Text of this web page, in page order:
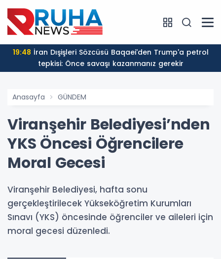
19:48
tepkisi: Önce savaşı kazanmanız gerekir
Anasayfa GÜNDEM
Viranşehir Belediyesi’nden
YKS Öncesi Öğrencilere
Moral Gecesi
Viranşehir Belediyesi, hafta sonu
gerçekleştirilecek Yükseköğretim Kurumları
Sınavı (YKS) öncesinde öğrenciler ve aileleri için
moral gecesi düzenledi.